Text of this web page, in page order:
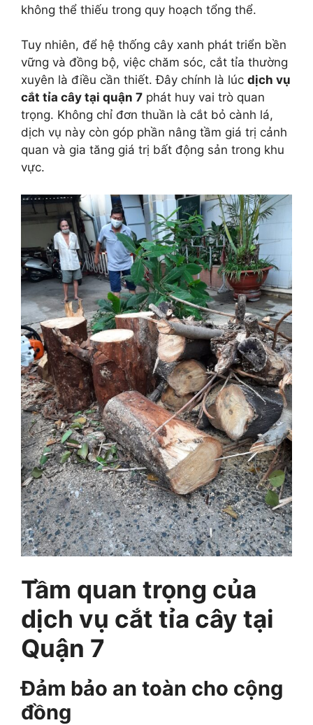
không thể thiếu trong quy hoạch tổng thể.
Tuy nhiên, để hệ thống cây xanh phát triển bền
vững và đồng bộ, việc chăm sóc, cắt tỉa thường
xuyên là điều cần thiết. Đây chính là lúc dịch vụ
cắt tỉa cây tại quận 7 phát huy vai trò quan
trọng. Không chỉ đơn thuần là cắt bỏ cành lá,
dịch vụ này còn góp phần nâng tầm giá trị cảnh
quan và gia tăng giá trị bất động sản trong khu
vực.
Tầm quan trọng của
dịch vụ cắt tỉa cây tại
Quận 7
Đảm bảo an toàn cho cộng
đồng